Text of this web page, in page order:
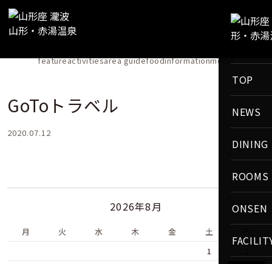
TOP
NEWS
DINING
ROOMS
ONSEN
featureactivitiesarea guidefoodinformationmedia
GoToトラベル
2020.07.12
2026年8月
月 火 水 木 金 土
1